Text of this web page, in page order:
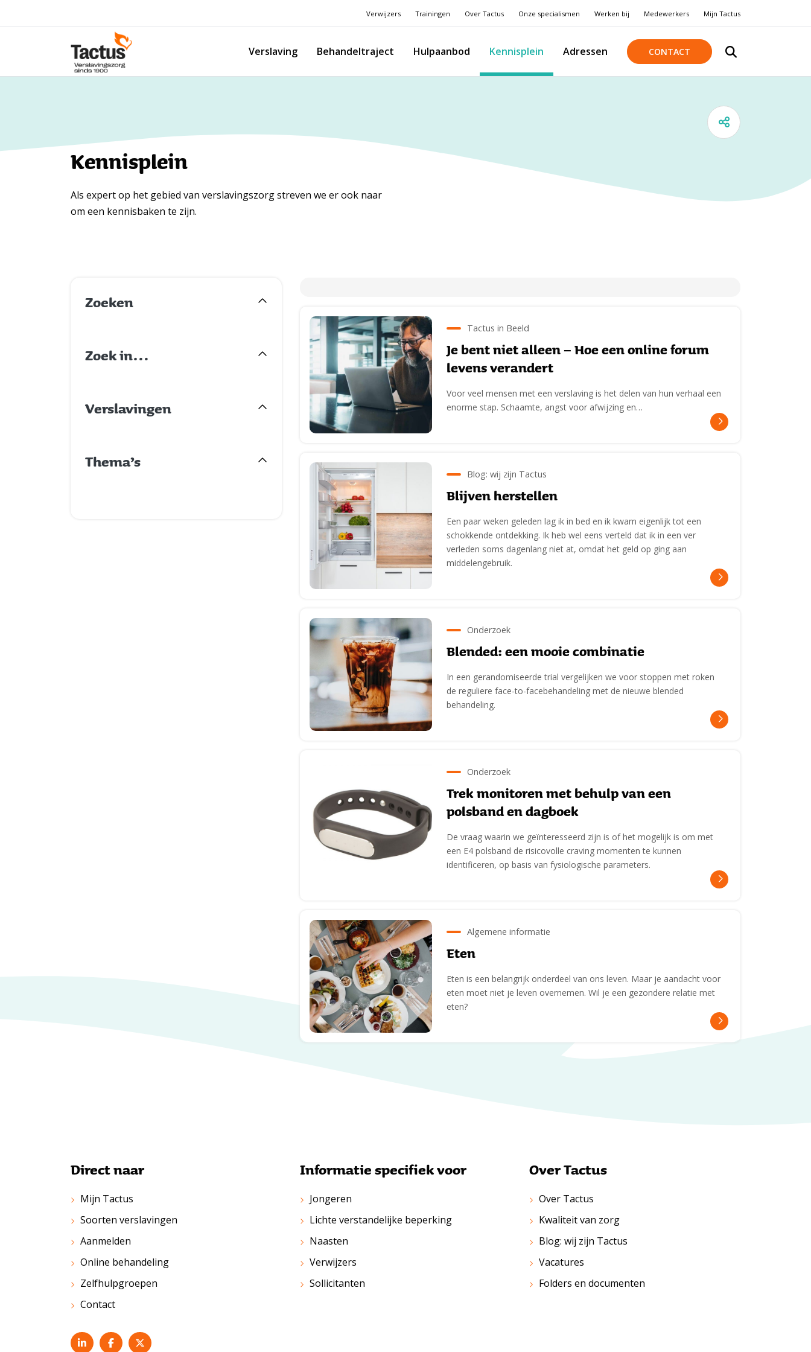
Verwijzers Trainingen Over Tactus Onze specialismen Werken bij Medewerkers Mijn Tactus
Tactus Verslavingszorg
Verslaving Behandeltraject Hulpaanbod Kennisplein Adressen CONTACT
Kennisplein
Als expert op het gebied van verslavingszorg streven we er ook naar
om een kennisbaken te zijn.
Zoeken
Zoek in…
Verslavingen
Thema’s
Tactus in Beeld
Je bent niet alleen – Hoe een online forum
levens verandert
Voor veel mensen met een verslaving is het delen van hun verhaal een
enorme stap. Schaamte, angst voor afwijzing en…
Blog: wij zijn Tactus
Blijven herstellen
Een paar weken geleden lag ik in bed en ik kwam eigenlijk tot een
schokkende ontdekking. Ik heb wel eens verteld dat ik in een ver
verleden soms dagenlang niet at, omdat het geld op ging aan
middelengebruik.
Onderzoek
Blended: een mooie combinatie
In een gerandomiseerde trial vergelijken we voor stoppen met roken
de reguliere face-to-facebehandeling met de nieuwe blended
behandeling.
Onderzoek
Trek monitoren met behulp van een
polsband en dagboek
De vraag waarin we geïnteresseerd zijn is of het mogelijk is om met
een E4 polsband de risicovolle craving momenten te kunnen
identificeren, op basis van fysiologische parameters.
Algemene informatie
Eten
Eten is een belangrijk onderdeel van ons leven. Maar je aandacht voor
eten moet niet je leven overnemen. Wil je een gezondere relatie met
eten?
Direct naar
Mijn Tactus
Soorten verslavingen
Aanmelden
Online behandeling
Zelfhulpgroepen
Contact
Informatie specifiek voor
Jongeren
Lichte verstandelijke beperking
Naasten
Verwijzers
Sollicitanten
Over Tactus
Over Tactus
Kwaliteit van zorg
Blog: wij zijn Tactus
Vacatures
Folders en documenten